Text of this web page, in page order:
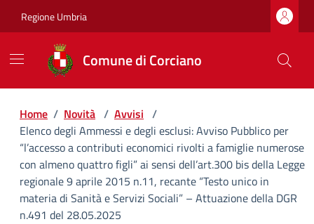
Regione Umbria
Comune di Corciano
Home / Novità / Avvisi /
Elenco degli Ammessi e degli esclusi: Avviso Pubblico per
“l’accesso a contributi economici rivolti a famiglie numerose
con almeno quattro figli” ai sensi dell’art.300 bis della Legge
regionale 9 aprile 2015 n.11, recante “Testo unico in
materia di Sanità e Servizi Sociali” – Attuazione della DGR
n.491 del 28.05.2025